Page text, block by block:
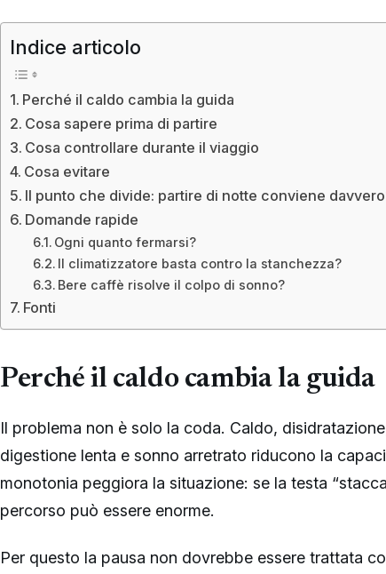
Indice articolo
Perché il caldo cambia la guida
Cosa sapere prima di partire
Cosa controllare durante il viaggio
Cosa evitare
Il punto che divide: partire di notte conviene
Domande rapide
Ogni quanto fermarsi?
Il climatizzatore basta contro la stanchezza?
Bere caffè risolve il colpo di sonno?
Fonti
Perché il caldo cambia la guida
Il problema non è solo la coda. Caldo,
digestione lenta e sonno arretrato riducono la
monotonia peggiora la situazione: se la testa
percorso può essere enorme.
Per questo la pausa non dovrebbe essere trattata